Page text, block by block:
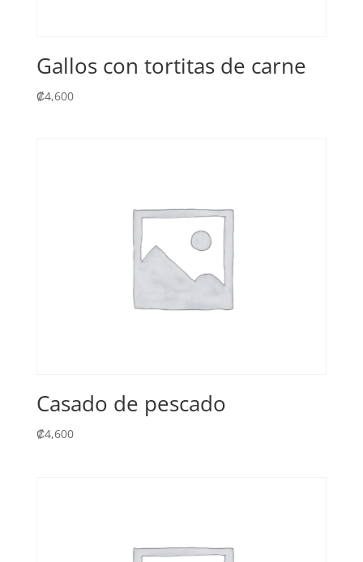
Gallos con tortitas de carne
₡4,600
Casado de pescado
₡4,600